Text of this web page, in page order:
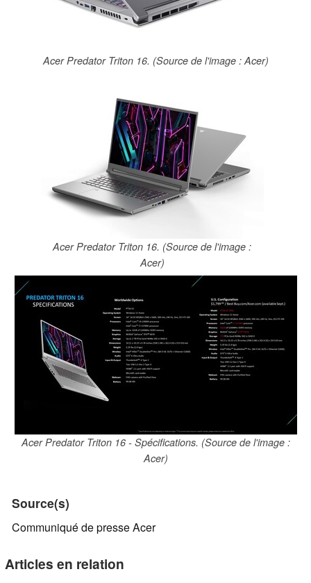
Acer Predator Triton 16. (Source de l'image : Acer)
Acer Predator Triton 16. (Source de l'image :
Acer)
Acer Predator Triton 16 - Spécifications. (Source de l'image :
Acer)
Source(s)
Communiqué de presse Acer
Articles en relation